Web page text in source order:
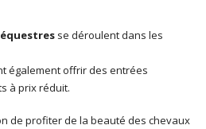
se déroulent dans les
également offrir des entrées
à prix réduit.
de profiter de la beauté des chevaux